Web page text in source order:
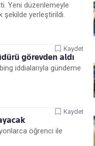
Yeni düzenlemeyle
şekilde yerleştirildi.
görevden aldı
Kaydet
iddialarıyla gündeme
Kaydet
öğrenci ile